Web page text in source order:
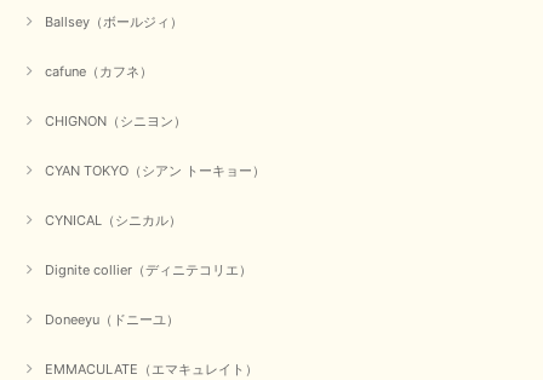
にありがとうございました。 お客様のご要望にお応えできた
ーで在庫が見つかり良かったです。 春のおしゃれを楽しんで
2026/01/04
元旦早々にお買い物したものが翌日発送完了、4日朝 に手元に届きました。
すが、迅速なご対応に感謝致します。ありがとうございました
この度は、当店でのお買い物誠にありがとうございました。
Ballsey（ボールジィ）
cafune（カフネ）
CHIGNON（シニヨン）
CYAN TOKYO（シアン トーキョー）
CYNICAL（シニカル）
Dignite collier（ディニテコリエ）
Doneeyu（ドニーユ）
EMMACULATE（エマキュレイト）